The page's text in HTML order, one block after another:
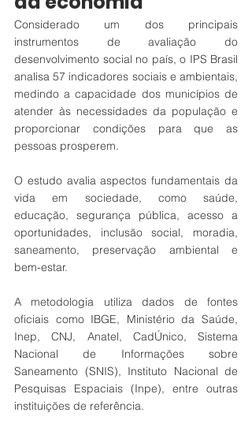
Considerado um dos principais
instrumentos de avaliação do
desenvolvimento social no país, o IPS Brasil
analisa 57 indicadores sociais e ambientais,
medindo a capacidade dos municípios de
atender às necessidades da população e
proporcionar condições para que as
pessoas prosperem.
O estudo avalia aspectos fundamentais da
vida em sociedade, como saúde,
educação, segurança pública, acesso a
oportunidades, inclusão social, moradia,
saneamento, preservação ambiental e
bem-estar.
A metodologia utiliza dados de fontes
oficiais como IBGE, Ministério da Saúde,
Inep, CNJ, Anatel, CadÚnico, Sistema
Nacional de Informações sobre
Saneamento (SNIS), Instituto Nacional de
Pesquisas Espaciais (Inpe), entre outras
instituições de referência.